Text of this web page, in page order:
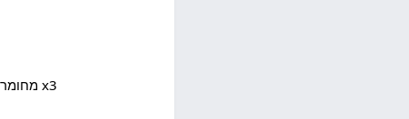
x1 מתקמר/מתעקם/מתעקל מעל/מסביב ל-x2 ועשוי מחומר x3;‏ x1 הוא קשת/קימור מעל/מסביב ל-x2 מחומר x3